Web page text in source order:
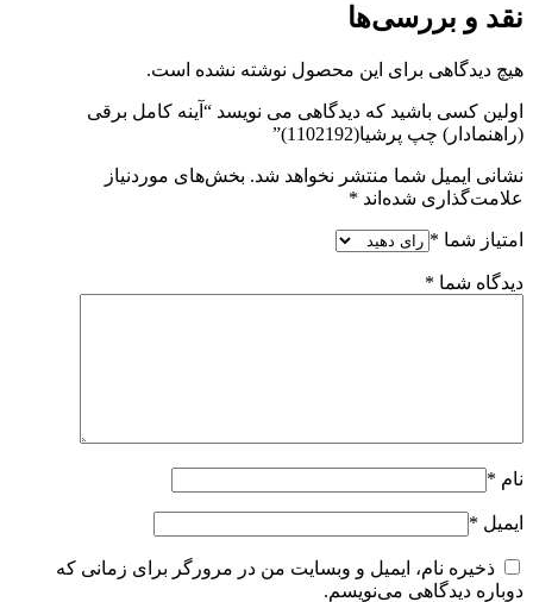
نقد و بررسی‌ها
هیچ دیدگاهی برای این محصول نوشته نشده است.
اولین کسی باشید که دیدگاهی می نویسد “آینه کامل برقی
(راهنمادار) چپ پرشیا(1102192)”
نشانی ایمیل شما منتشر نخواهد شد. بخش‌های موردنیاز
علامت‌گذاری شده‌اند *
امتیاز شما *
دیدگاه شما *
نام *
ایمیل *
ذخیره نام، ایمیل و وبسایت من در مرورگر برای زمانی که
دوباره دیدگاهی می‌نویسم.